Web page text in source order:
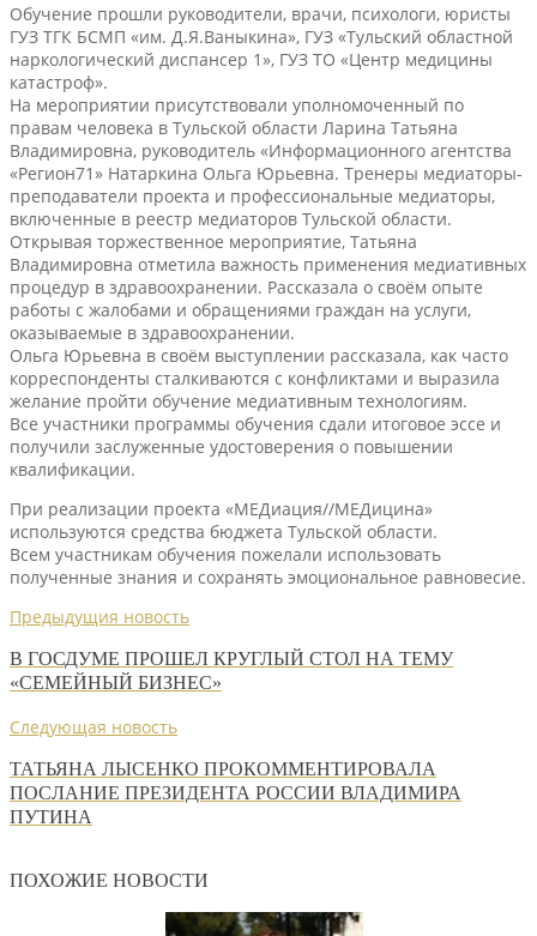
Обучение прошли руководители, врачи, психологи, юристы
ГУЗ ТГК БСМП «им. Д.Я.Ваныкина», ГУЗ «Тульский областной
наркологический диспансер 1», ГУЗ ТО «Центр медицины
катастроф».
На мероприятии присутствовали уполномоченный по
правам человека в Тульской области Ларина Татьяна
Владимировна, руководитель «Информационного агентства
«Регион71» Натаркина Ольга Юрьевна. Тренеры медиаторы-
преподаватели проекта и профессиональные медиаторы,
включенные в реестр медиаторов Тульской области.
Открывая торжественное мероприятие, Татьяна
Владимировна отметила важность применения медиативных
процедур в здравоохранении. Рассказала о своём опыте
работы с жалобами и обращениями граждан на услуги,
оказываемые в здравоохранении.
Ольга Юрьевна в своём выступлении рассказала, как часто
корреспонденты сталкиваются с конфликтами и выразила
желание пройти обучение медиативным технологиям.
Все участники программы обучения сдали итоговое эссе и
получили заслуженные удостоверения о повышении
квалификации.
При реализации проекта «МЕДиация//МЕДицина»
используются средства бюджета Тульской области.
Всем участникам обучения пожелали использовать
полученные знания и сохранять эмоциональное равновесие.
Предыдущия новость
В ГОСДУМЕ ПРОШЕЛ КРУГЛЫЙ СТОЛ НА ТЕМУ
«СЕМЕЙНЫЙ БИЗНЕС»
Следующая новость
ТАТЬЯНА ЛЫСЕНКО ПРОКОММЕНТИРОВАЛА
ПОСЛАНИЕ ПРЕЗИДЕНТА РОССИИ ВЛАДИМИРА
ПУТИНА
ПОХОЖИЕ НОВОСТИ